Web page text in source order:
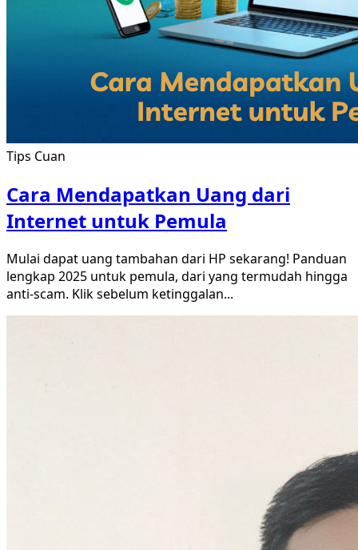
Tips Cuan
Cara Mendapatkan Uang dari
Internet untuk Pemula
Mulai dapat uang tambahan dari HP sekarang! Panduan
lengkap 2025 untuk pemula, dari yang termudah hingga
anti-scam. Klik sebelum ketinggalan...